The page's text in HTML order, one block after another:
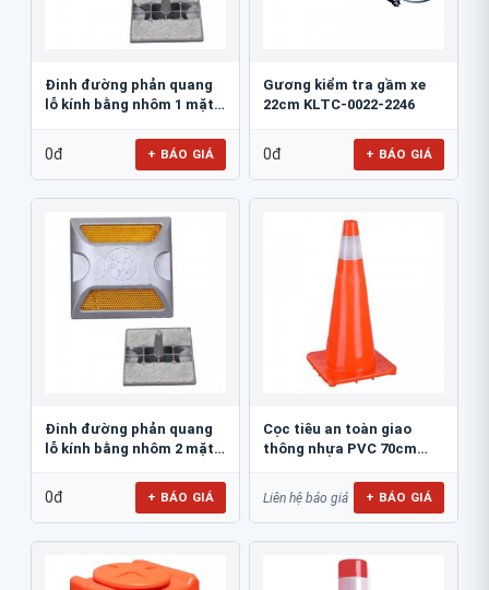
Đinh đường phản quang
lỗ kính bằng nhôm 1 mặt
0đ + BÁO GIÁ
Gương kiểm tra gầm xe
22cm KLTC-0022-2246
0đ + BÁO GIÁ
Đinh đường phản quang
lỗ kính bằng nhôm 2 mặt
0đ + BÁO GIÁ
Cọc tiêu an toàn giao
thông nhựa PVC 70cm
Liên hệ báo giá + BÁO GIÁ